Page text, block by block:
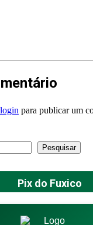
login para publicar um
Pesquisar
Pix do Fuxico